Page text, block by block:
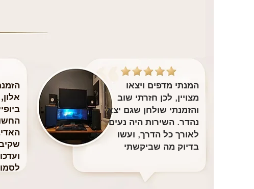
המנתי מדפים ויצאו
מצויין, לכן חזרתי שוב
והזמנתי שולחן שגם יצא
נהדר. השירות היה נעים
לאורך כל הדרך, ועשו
בדיוק מה שביקשתי